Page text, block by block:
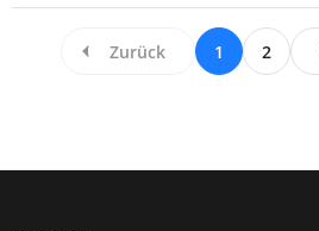
Zurück 1 2